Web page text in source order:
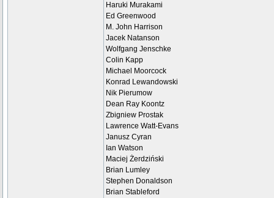
Haruki Murakami
Ed Greenwood
M. John Harrison
Jacek Natanson
Wolfgang Jenschke
Colin Kapp
Michael Moorcock
Konrad Lewandowski
Nik Pierumow
Dean Ray Koontz
Zbigniew Prostak
Lawrence Watt-Evans
Janusz Cyran
Ian Watson
Maciej Żerdziński
Brian Lumley
Stephen Donaldson
Brian Stableford